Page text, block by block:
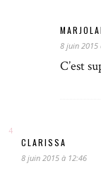
8 juin 2015
C’est
CLARISSA
8 juin 2015 à 12:46